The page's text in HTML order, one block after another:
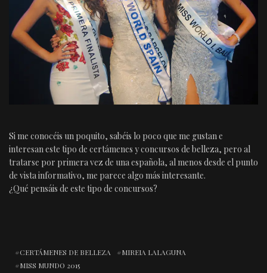
Si me conocéis un poquito, sabéis lo poco que me gustan e
interesan este tipo de certámenes y concursos de belleza, pero al
tratarse por primera vez de una española, al menos desde el punto
de vista informativo, me parece algo más interesante.
¿Qué pensáis de este tipo de concursos?
CERTÁMENES DE BELLEZA
MIREIA LALAGUNA
MISS MUNDO 2015